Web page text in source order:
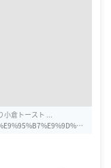
小倉トースト ...